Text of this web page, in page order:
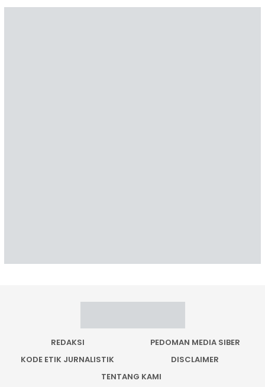
REDAKSI
PEDOMAN MEDIA SIBER
KODE ETIK JURNALISTIK
DISCLAIMER
TENTANG KAMI